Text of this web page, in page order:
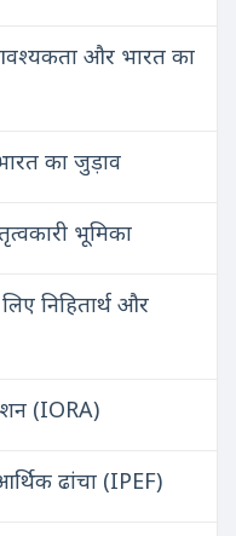
और भारत का
का जुड़ाव
भूमिका
निहितार्थ और
(IORA)
ढांचा (IPEF)